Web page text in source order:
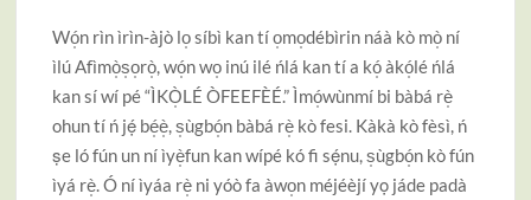
Wó̩n rìn ìrìn-àjò lo̩ síbì kan tí o̩mo̩débìrin náà kò mò̩ ní
ìlú Afìmò̩s̩o̩rò̩, wó̩n wo̩ inú ilé ńlá kan tí a kó̩ àkó̩lé ńlá
kan sí wí pé “ÌKÒ̩LÉ ÒFEEFÈÉ.” Ìmó̩wùnmí bi bàbá rè̩
ohun tí ń jẹ́ bé̩è̩, s̩ùgbó̩n bàbá rè̩ kò fesi. Kàkà kò fèsì, ń
ṣe ló fún un ní ìyè̩fun kan wípé kó fi sẹ́nu, s̩ùgbó̩n kò fún
ìyá rè̩. Ó ní ìyáa rè̩ ni yóò fa àwo̩n méjéèjí yọ jáde padà